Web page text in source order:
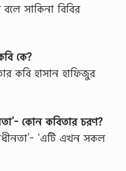
সাকিনা বিবির
কে?
কবি হাসান হাফিজুর
কোন কবিতার চরণ?
‘এটি এখন সকল